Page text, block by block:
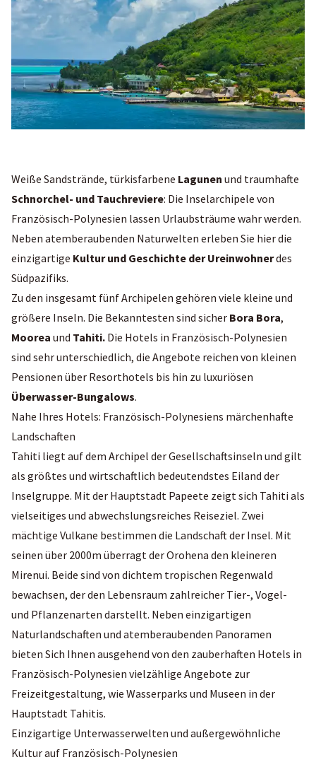
Weiße Sandstrände, türkisfarbene Lagunen und traumhafte
Schnorchel- und Tauchreviere: Die Inselarchipele von
Französisch-Polynesien lassen Urlaubsträume wahr werden.
Neben atemberaubenden Naturwelten erleben Sie hier die
einzigartige Kultur und Geschichte der Ureinwohnerdes
Südpazifiks.
Zu den insgesamt fünf Archipelen gehören viele kleine und
größere Inseln. Die Bekanntesten sind sicher Bora Bora,
Moorea und Tahiti. Die Hotels in Französisch-Polynesien
sind sehr unterschiedlich, die Angebote reichen von kleinen
Pensionen über Resorthotels bis hin zu luxuriösen
Überwasser-Bungalows.
Nahe Ihres Hotels: Französisch-Polynesiens märchenhafte
Landschaften
Tahiti liegt auf dem Archipel der Gesellschaftsinseln und gilt
als größtes und wirtschaftlich bedeutendstes Eiland der
Inselgruppe. Mit der Hauptstadt Papeete zeigt sich Tahiti als
vielseitiges und abwechslungsreiches Reiseziel. Zwei
mächtige Vulkane bestimmen die Landschaft der Insel. Mit
seinen über 2000m überragt der Orohena den kleineren
Mirenui. Beide sind von dichtem tropischen Regenwald
bewachsen, der den Lebensraum zahlreicher Tier-, Vogel-
und Pflanzenarten darstellt. Neben einzigartigen
Naturlandschaften und atemberaubenden Panoramen
bieten Sich Ihnen ausgehend von den zauberhaften Hotels in
Französisch-Polynesien vielzählige Angebote zur
Freizeitgestaltung, wie Wasserparks und Museen in der
Hauptstadt Tahitis.
Einzigartige Unterwasserwelten und außergewöhnliche
Kultur auf Französisch-Polynesien